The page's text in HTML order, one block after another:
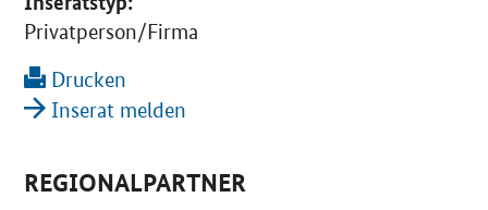
Privatperson/Firma
Drucken
Inserat melden
REGIONALPARTNER